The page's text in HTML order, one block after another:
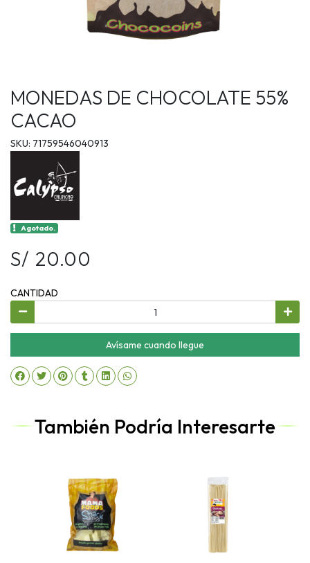
MONEDAS DE CHOCOLATE 55%
CACAO
SKU: 71759546040913
Agotado.
S/ 20.00
CANTIDAD
Avísame cuando llegue
También Podría Interesarte